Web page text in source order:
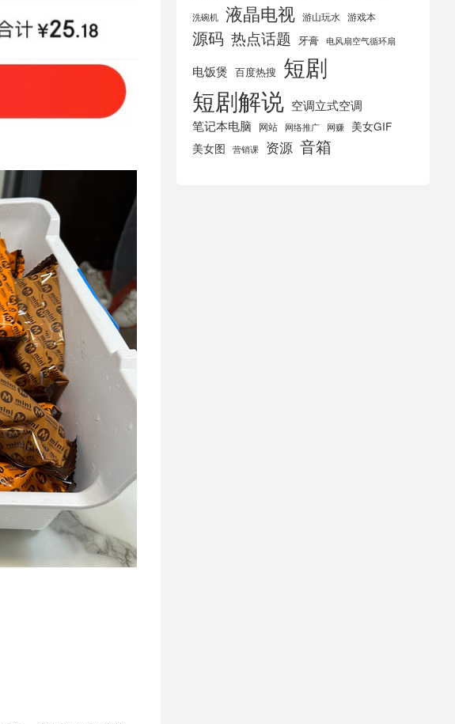
洗碗机 液晶电视 游山玩水 游戏本
源码 热点话题 牙膏 电风扇空气循环扇
电饭煲 百度热搜 短剧
短剧解说 空调立式空调
笔记本电脑 网站 网络推广 网赚
美女GIF
美女图
营销课 资源 音箱